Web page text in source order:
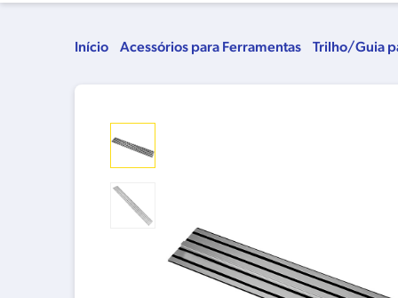
Início Acessórios para Ferramentas Trilho/Guia